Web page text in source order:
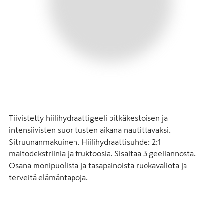
Tiivistetty hiilihydraattigeeli pitkäkestoisen ja
intensiivisten suoritusten aikana nautittavaksi.
Sitruunanmakuinen. Hiilihydraattisuhde: 2:1
maltodekstriiniä ja fruktoosia. Sisältää 3 geeliannosta.
Osana monipuolista ja tasapainoista ruokavaliota ja
terveitä elämäntapoja.